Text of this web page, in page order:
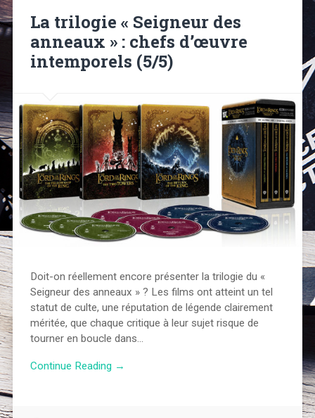
La trilogie « Seigneur des
anneaux » : chefs d’œuvre
intemporels (5/5)
Doit-on réellement encore présenter la trilogie du «
Seigneur des anneaux » ? Les films ont atteint un tel
statut de culte, une réputation de légende clairement
méritée, que chaque critique à leur sujet risque de
tourner en boucle dans…
Continue Reading →